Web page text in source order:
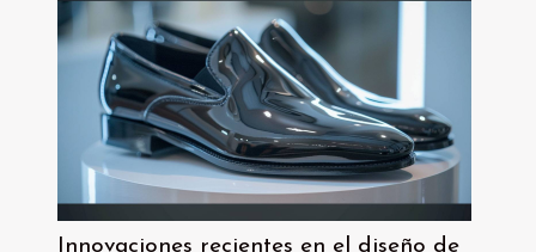
Innovaciones recientes en el diseño de